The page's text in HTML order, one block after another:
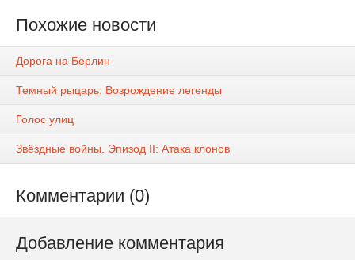
Похожие новости
Дорога на Берлин
Темный рыцарь: Возрождение легенды
Голос улиц
Звёздные войны. Эпизод II: Атака клонов
Комментарии (0)
Добавление комментария